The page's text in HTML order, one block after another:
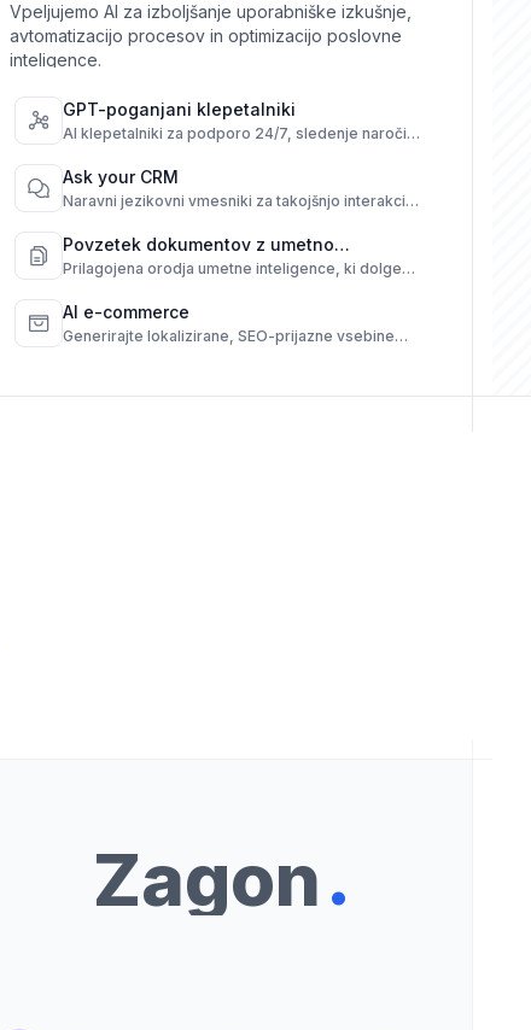
Vpeljujemo AI za izboljšanje uporabniške izkušnje,
avtomatizacijo procesov in optimizacijo poslovne
inteligence.
GPT-poganjani klepetalniki
AI klepetalniki za podporo 24/7, sledenje naročil
Ask your CRM
Naravni jezikovni vmesniki za takojšnjo interakcijo
Povzetek dokumentov z umetno
inteligenco
Prilagojena orodja umetne inteligence, ki dolge
AI e-commerce
Generirajte lokalizirane, SEO-prijazne vsebine
Zagon.